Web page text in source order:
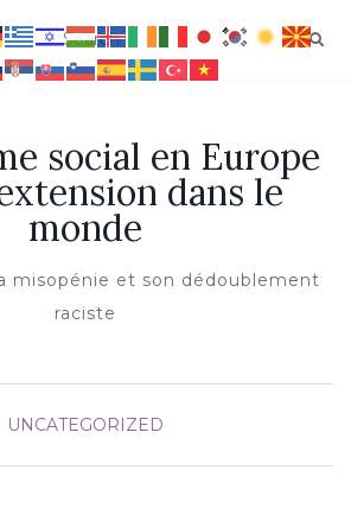
LA NAVIGATION
social en Europe
dans le
monde
misopénie et son dédoublement
raciste
UNCATEGORIZED